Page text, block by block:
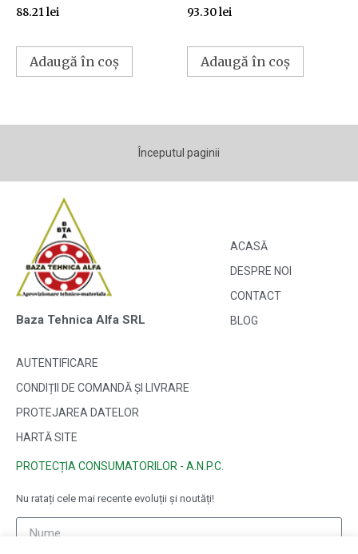
88.21lei
Adaugă în coș
93.30lei
Adaugă în coș
Începutul paginii
Baza Tehnica Alfa SRL
ACASĂ
DESPRE NOI
CONTACT
BLOG
AUTENTIFICARE
CONDIȚII DE COMANDĂ ȘI LIVRARE
PROTEJAREA DATELOR
HARTĂ SITE
PROTECȚIA CONSUMATORILOR - A.N.P.C.
Nu ratați cele mai recente evoluții și noutăți!